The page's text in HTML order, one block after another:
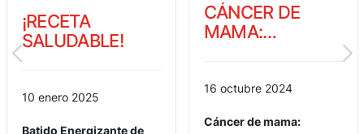
CÁNCER DE
MAMA:
CONCIENCIA Y
¡24/7 CON LOS
MEJORES
GONZALITO!
26 julio 2024
¿Alguna vez te has